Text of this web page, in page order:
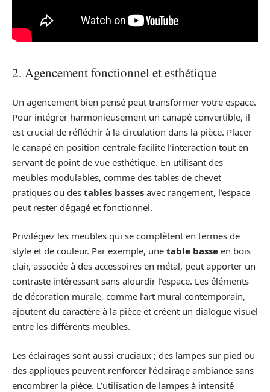
2. Agencement fonctionnel et esthétique
Un agencement bien pensé peut transformer votre espace.
Pour intégrer harmonieusement un canapé convertible, il
est crucial de réfléchir à la circulation dans la pièce. Placer
le canapé en position centrale facilite l’interaction tout en
servant de point de vue esthétique. En utilisant des
meubles modulables, comme des tables de chevet
pratiques ou des tables basses avec rangement, l’espace
peut rester dégagé et fonctionnel.
Privilégiez les meubles qui se complètent en termes de
style et de couleur. Par exemple, une table basse en bois
clair, associée à des accessoires en métal, peut apporter un
contraste intéressant sans alourdir l’espace. Les éléments
de décoration murale, comme l’art mural contemporain,
ajoutent du caractère à la pièce et créent un dialogue visuel
entre les différents meubles.
Les éclairages sont aussi cruciaux ; des lampes sur pied ou
des appliques peuvent renforcer l’éclairage ambiance sans
encombrer la pièce. L’utilisation de lampes à intensité